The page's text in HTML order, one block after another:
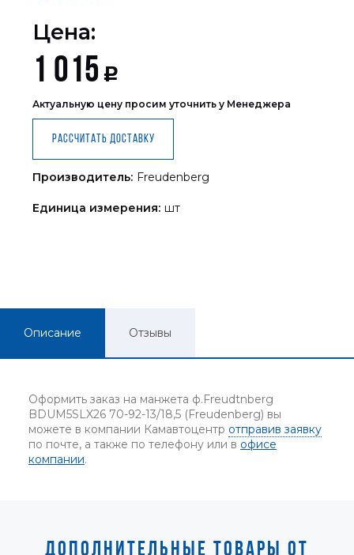
Цена:
1 015 Р
Актуальную цену просим уточнить у Менеджера
Рассчитать доставку
Производитель: Freudenberg
Единица измерения: шт
Описание Отзывы
Оформить заказ на манжета ф.Freudtnberg
BDUM5SLX26 70-92-13/18,5 (Freudenberg) вы
можете в компании Камавтоцентр отправив заявку
по почте, а также по телефону или в офисе
компании.